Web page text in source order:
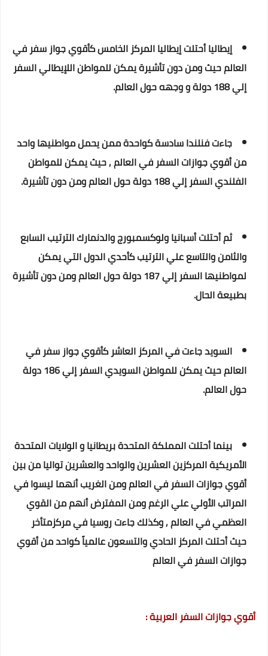
إيطاليا أحتلت إيطاليا المركز الخامس كأقوي جواز سفر في
العالم حيث ومن دون تأشيرة يمكن للمواطن اللإيطالي السفر
إلي 188 دولة و وجهه حول العالم.
جاءت فنلندا سادسة كواحدة ممن يحمل مواطنيها واحد
من أقوي جوازات السفر في العالم , حيث يمكن للمواطن
الفلندي السفر إلي 188 دولة حول العالم ومن دون تأشيرة.
ثم أحتلت أسبانيا ولوكسمبورج والدنمارك الترتيب السابع
والثامن والتاسع علي الترتيب كأحدي الدول التي يمكن
لمواطنيها السفر إلي 187 دولة حول العالم ومن دون تأشيرة
بطبيعة الحال.
السويد جاءت في المركز العاشر كأقوي جواز سفر في
العالم حيث يمكن للمواطن السويدي السفر إلي 186 دولة
حول العالم.
بينما أحتلت المملكة المتحدة بريطانيا و الولايات المتحدة
الأمريكية المركزين العشرين والواحد والعشرين تواليا من بين
أقوي جوازات السفر في العالم ومن الغريب أنهما ليسوا في
المراتب الأولي علي الرغم ومن المفترض أنهم من القوي
العظمي في العالم , وكذلك جاءت روسيا في مركزمتأخر
حيث أحتلت المركز الحادي والتسعون عالمياً كواحد من أقوي
جوازات السفر في العالم
أقوي جوازات السفر العربية :